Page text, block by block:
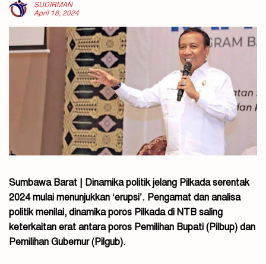
SUDIRMAN
April 18, 2024
Sumbawa Barat | Dinamika politik jelang Pilkada serentak
2024 mulai menunjukkan ‘erupsi’. Pengamat dan analisa
politik menilai, dinamika poros Pilkada di NTB saling
keterkaitan erat antara poros Pemilihan Bupati (Pilbup) dan
Pemilihan Gubernur (Pilgub).